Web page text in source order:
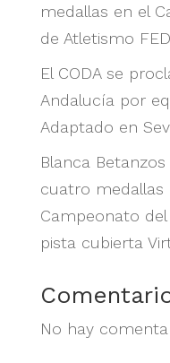
medallas en el
de Atletismo
El CODA se
Andalucía por
Adaptado en
Blanca
cuatro medallas
Campeonato
pista cubierta
No hay